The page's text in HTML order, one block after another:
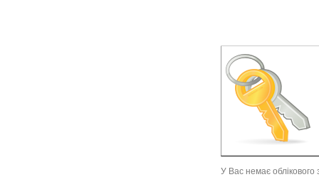
У Вас немає облікового